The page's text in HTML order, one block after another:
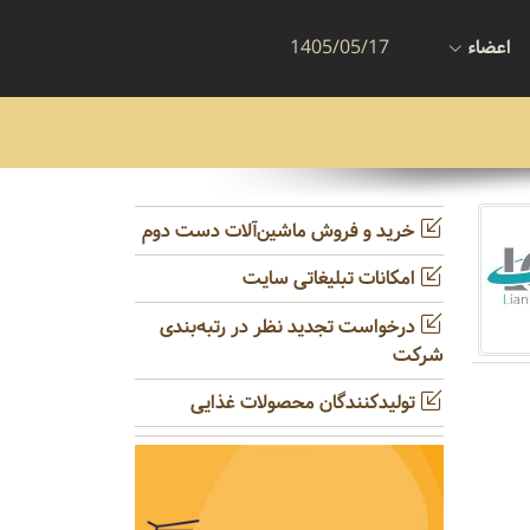
اعضاء 1405/05/17
خرید و فروش ماشین‌آلات دست دوم
امکانات تبلیغاتی سایت
درخواست تجدید نظر در رتبه‌بندی
شرکت
تولیدکنندگان محصولات غذایی